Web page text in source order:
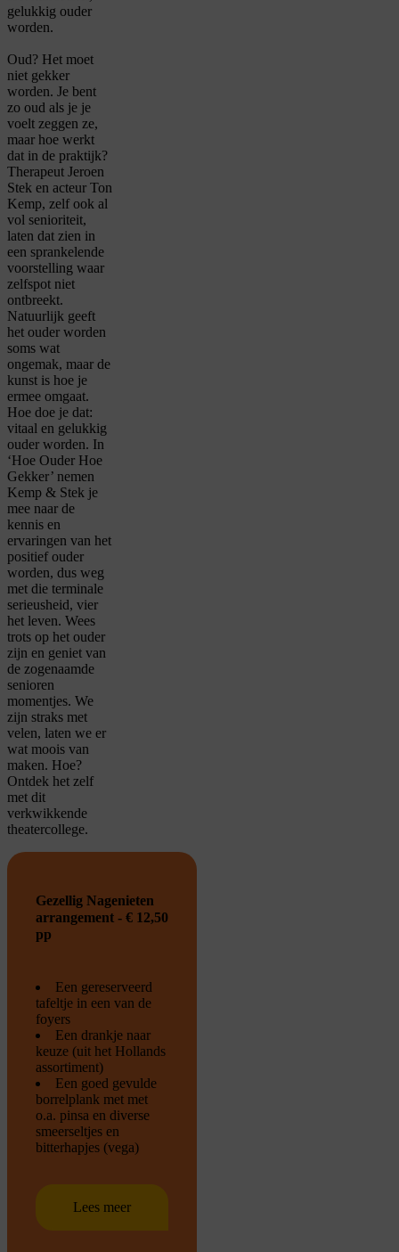
gelukkig ouder
worden.
Oud? Het moet
niet gekker
worden. Je bent
zo oud als je je
voelt zeggen ze,
maar hoe werkt
dat in de praktijk?
Therapeut Jeroen
Stek en acteur Ton
Kemp, zelf ook al
vol senioriteit,
laten dat zien in
een sprankelende
voorstelling waar
zelfspot niet
ontbreekt.
Natuurlijk geeft
het ouder worden
soms wat
ongemak, maar de
kunst is hoe je
ermee omgaat.
Hoe doe je dat:
vitaal en gelukkig
ouder worden. In
‘Hoe Ouder Hoe
Gekker’ nemen
Kemp & Stek je
mee naar de
kennis en
ervaringen van het
positief ouder
worden, dus weg
met die terminale
serieusheid, vier
het leven. Wees
trots op het ouder
zijn en geniet van
de zogenaamde
senioren
momentjes. We
zijn straks met
velen, laten we er
wat moois van
maken. Hoe?
Ontdek het zelf
met dit
verkwikkende
theatercollege.
Gezellig Nagenieten
arrangement - € 12,50
pp
Een gereserveerd
tafeltje in een van de
foyers
Een drankje naar
keuze (uit het Hollands
assortiment)
Een goed gevulde
borrelplank met met
o.a. pinsa en diverse
smeerseltjes en
bitterhapjes (vega)
Lees meer